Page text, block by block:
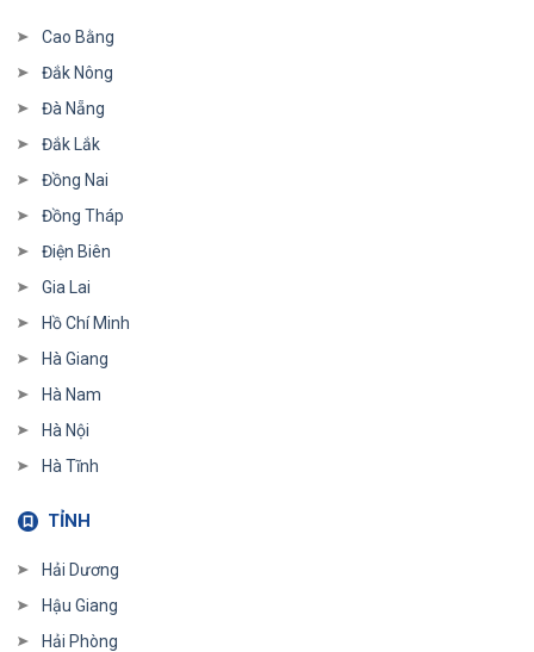
Cao Bằng
Đắk Nông
Đà Nẵng
Đắk Lắk
Đồng Nai
Đồng Tháp
Điện Biên
Gia Lai
Hồ Chí Minh
Hà Giang
Hà Nam
Hà Nội
Hà Tĩnh
TỈNH
Hải Dương
Hậu Giang
Hải Phòng